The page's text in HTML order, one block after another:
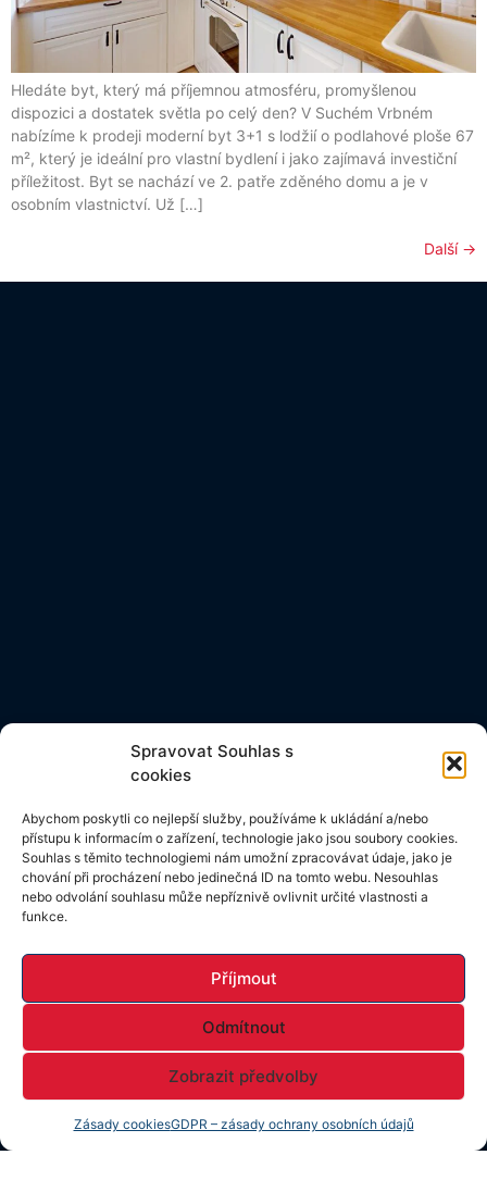
Spravovat Souhlas s
cookies
Abychom poskytli co nejlepší služby, používáme k ukládání a/nebo
přístupu k informacím o zařízení, technologie jako jsou soubory cookies.
Souhlas s těmito technologiemi nám umožní zpracovávat údaje, jako je
chování při procházení nebo jedinečná ID na tomto webu. Nesouhlas
nebo odvolání souhlasu může nepříznivě ovlivnit určité vlastnosti a
funkce.
Příjmout
Odmítnout
Zobrazit předvolby
Zásady cookiesGDPR – zásady ochrany osobních údajů
Hledáte byt, který má příjemnou atmosféru, promyšlenou
dispozici a dostatek světla po celý den? V Suchém Vrbném
nabízíme k prodeji moderní byt 3+1 s lodžií o podlahové ploše 67
m², který je ideální pro vlastní bydlení i jako zajímavá investiční
příležitost. Byt se nachází ve 2. patře zděného domu a je v
osobním vlastnictví. Už […]
Další →